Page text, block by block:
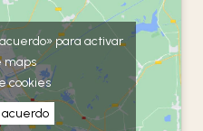
para activar
maps
cookies
acuerdo